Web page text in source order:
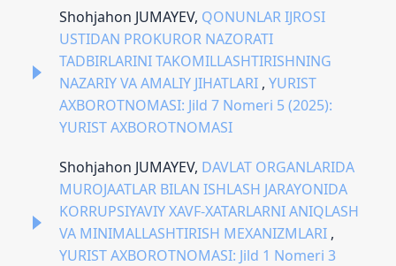
Shohjahon JUMAYEV, QONUNLAR IJROSI
USTIDAN PROKUROR NAZORATI
TADBIRLARINI TAKOMILLASHTIRISHNING
NAZARIY VA AMALIY JIHATLARI , YURIST
AXBOROTNOMASI: Jild 7 Nomeri 5 (2025):
YURIST AXBOROTNOMASI
Shohjahon JUMAYEV, DAVLAT ORGANLARIDA
MUROJAATLAR BILAN ISHLASH JARAYONIDA
KORRUPSIYAVIY XAVF-XATARLARNI ANIQLASH
VA MINIMALLASHTIRISH MEXANIZMLARI ,
YURIST AXBOROTNOMASI: Jild 1 Nomeri 3